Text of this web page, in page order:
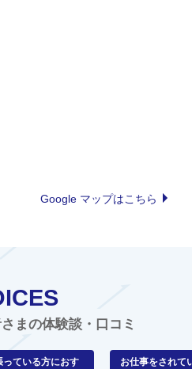
Google マップはこちら
まの体験談・口コミ
っている方におす
お仕事をされて